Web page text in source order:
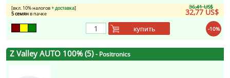
36,41 US$
32,77 US$
[вкл. 10% налогов+ доставка]
5 семянв пачке
-10%
купить
Z Valley AUTO 100% (5)- Positronics